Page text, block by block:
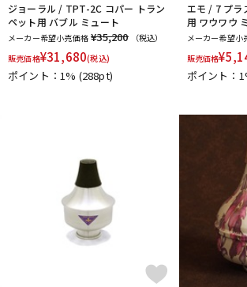
Winds Score
Wood Stone XO
YUPON
Zac
アケタオカリーナ
アレキサンダー（リード）
ウインドブロスオリジナル
HINO MG Leather
Hollywood Winds
Wedge
New York Stage 1
Syos
ジョーラル / TPT-2C コパー トラン
ペット用 バブル ミュート
メーカー希望小売価格 ¥35,200
（税込）
販売価格¥31,680(税込)
ポイント：1% (288pt)
エモ / 7 プラ
用 ワウワウ
メーカー希望小
販売価格¥
ポイント：